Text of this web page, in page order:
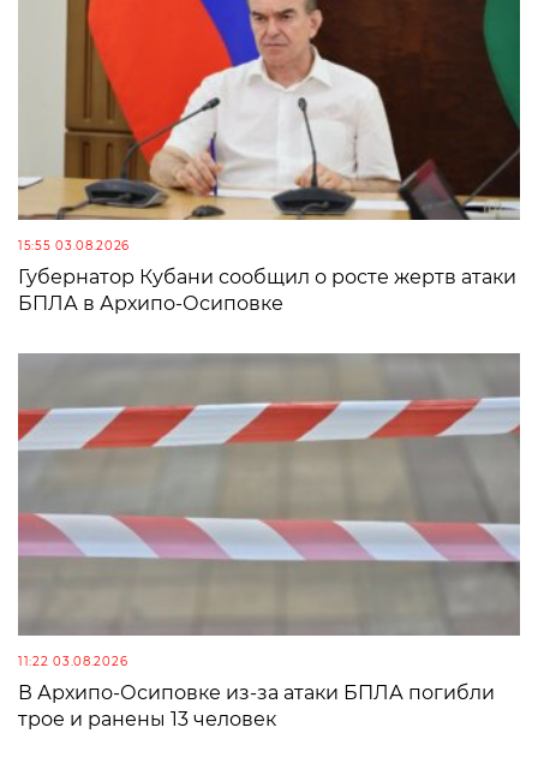
15:55 03.08.2026
Губернатор Кубани сообщил о росте жертв атаки
БПЛА в Архипо-Осиповке
11:22 03.08.2026
В Архипо-Осиповке из-за атаки БПЛА погибли
трое и ранены 13 человек